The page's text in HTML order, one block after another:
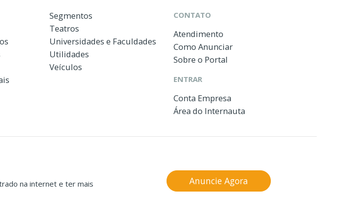
Segmentos
Teatros
Universidades e Faculdades
Utilidades
Veículos
CONTATO
Atendimento
Como Anunciar
Sobre o Portal
ENTRAR
Conta Empresa
Área do Internauta
na internet e ter mais
Anuncie Agora